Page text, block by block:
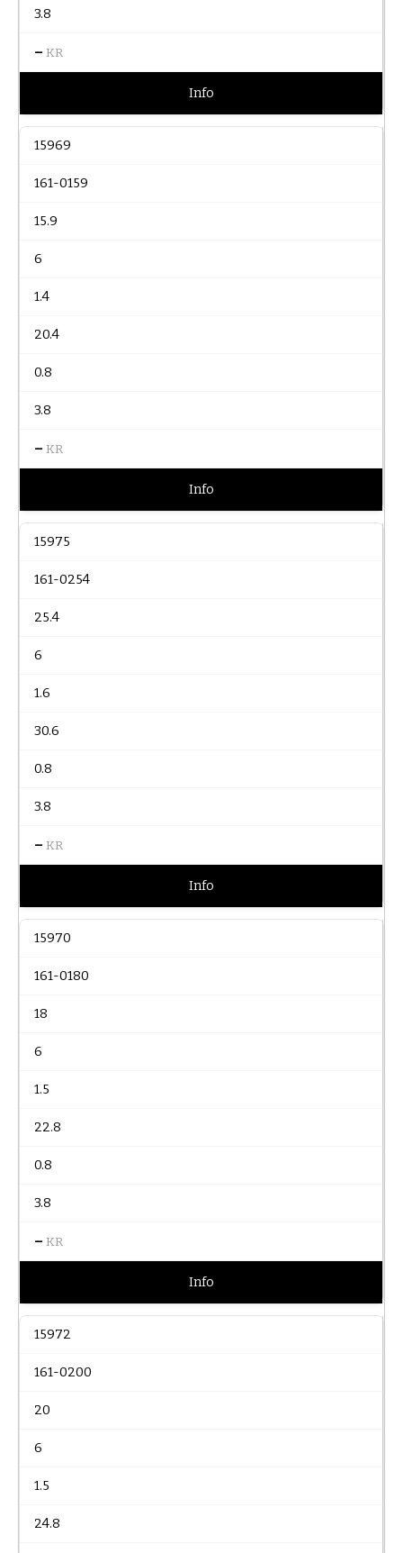
3.8
– KR
Info
15969
161-0159
15.9
6
1.4
20.4
0.8
3.8
– KR
Info
15975
161-0254
25.4
6
1.6
30.6
0.8
3.8
– KR
Info
15970
161-0180
18
6
1.5
22.8
0.8
3.8
– KR
Info
15972
161-0200
20
6
1.5
24.8